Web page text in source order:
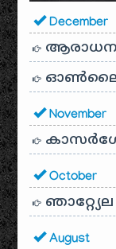
December
ഓൺലൈൻ
November
October
August